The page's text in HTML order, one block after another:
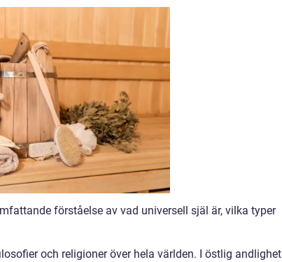
förståelse av vad universell själ är, vilka typer
och religioner över hela världen. I östlig andlighet